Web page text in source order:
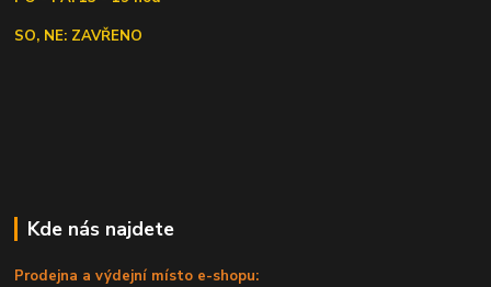
SO, NE: ZAVŘENO
Kde nás najdete
Prodejna a výdejní místo e-shopu: